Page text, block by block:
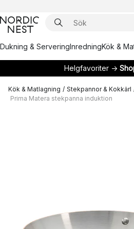
Dukning & ServeringInredningKök &
Helgfavoriter →
Kök & Matlagning / Stekpannor & Kokkärl
Prima Matera stekpanna induktion